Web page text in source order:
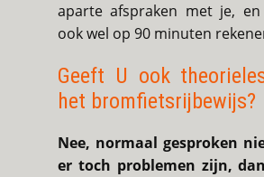
aparte afspraken met je,
ook wel op 90 minuten
Geeft U ook
het bromfietsrijbewijs?
Nee, normaal gesproken
er toch problemen zijn,